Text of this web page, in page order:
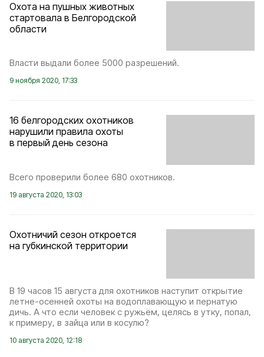
Охота на пушных животных
стартовала в Белгородской
области
Власти выдали более 5000 разрешений.
9 ноября 2020, 17:33
16 белгородских охотников
нарушили правила охоты
в первый день сезона
Всего проверили более 680 охотников.
19 августа 2020, 13:03
Охотничий сезон откроется
на губкинской территории
В 19 часов 15 августа для охотников наступит открытие
летне-осенней охоты на водоплавающую и пернатую
дичь. А что если человек с ружьём, целясь в утку, попал,
к примеру, в зайца или в косулю?
10 августа 2020, 12:18